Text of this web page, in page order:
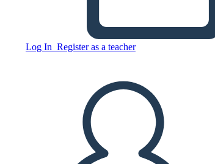
Log In Register as a teacher